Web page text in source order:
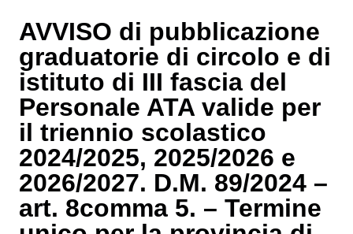
AVVISO di pubblicazione
graduatorie di circolo e di
istituto di III fascia del
Personale ATA valide per
il triennio scolastico
2024/2025, 2025/2026 e
2026/2027. D.M. 89/2024 –
art. 8comma 5. – Termine